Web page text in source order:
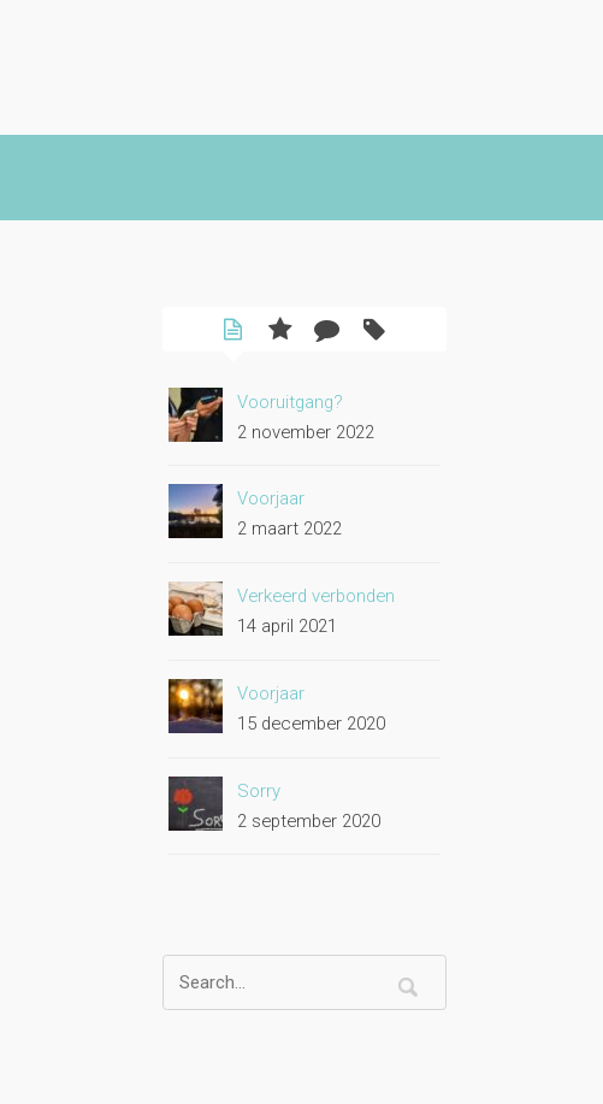
Vooruitgang?
2 november 2022
Voorjaar
2 maart 2022
Verkeerd verbonden
14 april 2021
Voorjaar
15 december 2020
Sorry
2 september 2020